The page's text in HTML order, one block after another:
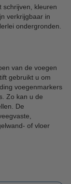
schrijven, kleuren
verkrijgbaar in
ondergronden.
van de voegen
gebruikt u om
voegenmarkers
Zo kan u de
De
of vloer